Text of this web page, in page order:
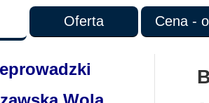
Oferta Cena -